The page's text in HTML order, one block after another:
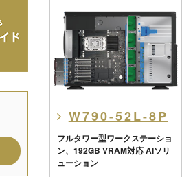
W790-52L-8P
フルタワー型ワークステーショ
ン、192GB VRAM対応 AIソリ
ューション